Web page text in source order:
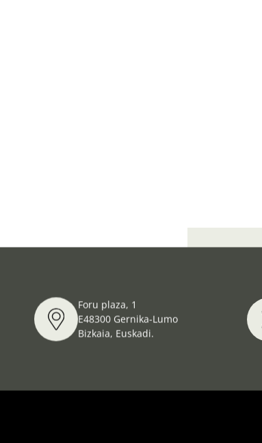
Foru plaza, 1
E48300 Gernika-Lumo
Bizkaia, Euskadi.